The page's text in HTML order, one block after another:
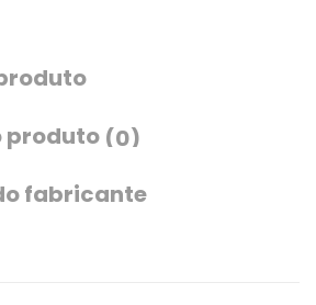
produto (0)
fabricante